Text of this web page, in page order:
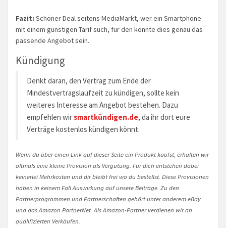
Fazit: Schöner Deal seitens MediaMarkt, wer ein Smartphone
mit einem günstigen Tarif such, für den könnte dies genau das
passende Angebot sein.
Kündigung
Denkt daran, den Vertrag zum Ende der
Mindestvertragslaufzeit zu kündigen, sollte kein
weiteres Interesse am Angebot bestehen. Dazu
empfehlen wirsmartkündigen.de, da ihr dort eure
Verträge kostenlos kündigen könnt.
Wenn du über einen Link auf dieser Seite ein Produkt kaufst, erhalten wir
oftmals eine kleine Provision als Vergütung. Für dich entstehen dabei
keinerlei Mehrkosten und dir bleibt frei wo du bestellst. Diese Provisionen
haben in keinem Fall Auswirkung auf unsere Beiträge. Zu den
Partnerprogrammen und Partnerschaften gehört unter anderem eBay
und das Amazon PartnerNet. Als Amazon-Partner verdienen wir an
qualifizierten Verkäufen.